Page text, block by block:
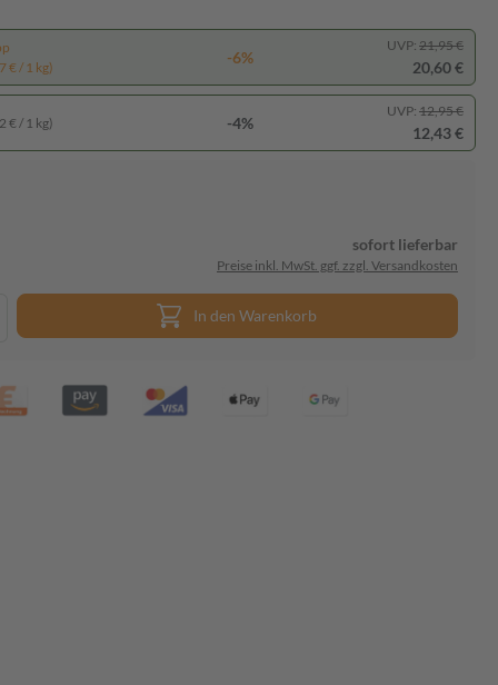
€ / 1 kg)
-6%
UVP: 21,95 €
20,60 €
€ / 1 kg) -4%
UVP: 12,95 €
12,43 €
sofort lieferbar
Preise inkl. MwSt. ggf. zzgl. Versandkosten
In den Warenkorb